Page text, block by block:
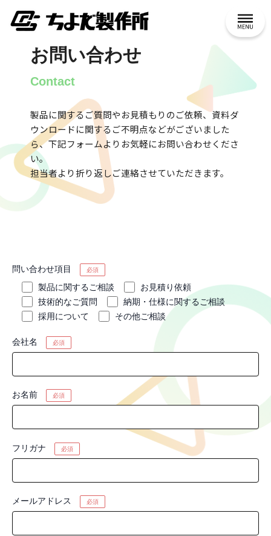
メ
ニ
ュ
お問い合わせ
Contact
製品に関するご質問やお見積もりのご依頼、資料ダ
ウンロードに関するご不明点などがございました
ら、下記フォームよりお気軽にお問い合わせくださ
い。
担当者より折り返しご連絡させていただきます。
問い合わせ項目 必須
⁩製品に関するご相談
お見積り依頼
技術的なご質問
納期・仕様に関するご相談
採用について
その他ご相談
会社名 必須
お名前 必須
フリガナ 必須
メールアドレス 必須